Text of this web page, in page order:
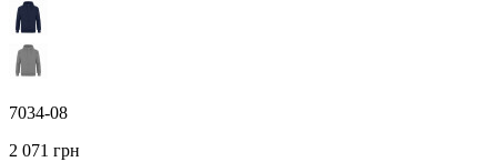
7034-08
2 071 грн